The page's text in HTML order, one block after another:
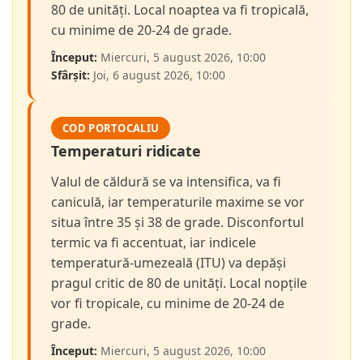
80 de unități. Local noaptea va fi tropicală,
cu minime de 20-24 de grade.
Început: Miercuri, 5 august 2026, 10:00
Sfârșit: Joi, 6 august 2026, 10:00
COD PORTOCALIU
Temperaturi ridicate
Valul de căldură se va intensifica, va fi
caniculă, iar temperaturile maxime se vor
situa între 35 și 38 de grade. Disconfortul
termic va fi accentuat, iar indicele
temperatură-umezeală (ITU) va depăși
pragul critic de 80 de unități. Local nopțile
vor fi tropicale, cu minime de 20-24 de
grade.
Început: Miercuri, 5 august 2026, 10:00